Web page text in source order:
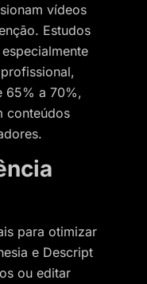
vídeos
Estudos
65% a 70%,
conteúdos
para otimizar
e Descript
ou editar